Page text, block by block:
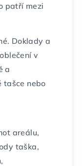
patří mezi
Doklady a
v
a
tašce nebo
areálu,
taška,